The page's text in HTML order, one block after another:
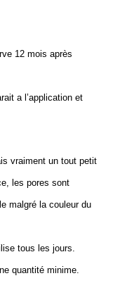
12 mois après
a l’application et
vraiment un tout petit
les pores sont
malgré la couleur du
tous les jours.
quantité minime.